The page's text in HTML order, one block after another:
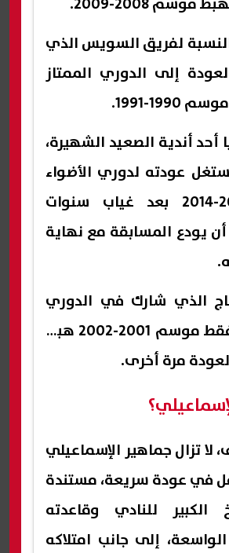
لفريق السويس الذي
إلى الدوري الممتاز
1991.
أحد أندية الصعيد الشهيرة،
عودته لدوري الأضواء
موسم 2013-2014 بعد غياب سنوات
يودع المسابقة مع نهاية
الذي شارك في الدوري
مرة واحدة فقط موسم 2001-2002 هبط
مرة أخرى.
لا تزال جماهير الإسماعيلي
في عودة سريعة، مستندة
الكبير للنادي وقاعدته
إلى جانب امتلاكه